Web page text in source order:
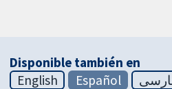
Disponible también en
English
Español